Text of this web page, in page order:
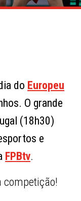
do Europeu
O grande
(18h30)
e
FPBtv.
competição!